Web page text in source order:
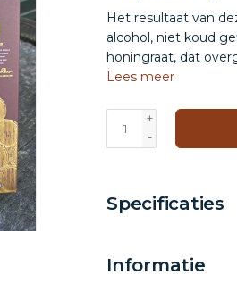
Het resultaat van
alcohol, niet koud
honingraat, dat
Lees meer
+
-
Specificaties
Informatie